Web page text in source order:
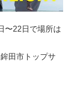
〜22日で場所は
田市トップサ